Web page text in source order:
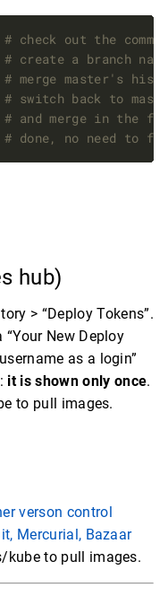
# check out the
# create a branch
# merge master's
# switch back to
# and merge in the
# done, no need to
hub)
> “Deploy Tokens”.
“Your New Deploy
as a login”
it is shown only once.
to pull images.
verson control
Mercurial, Bazaar
kube to pull images.